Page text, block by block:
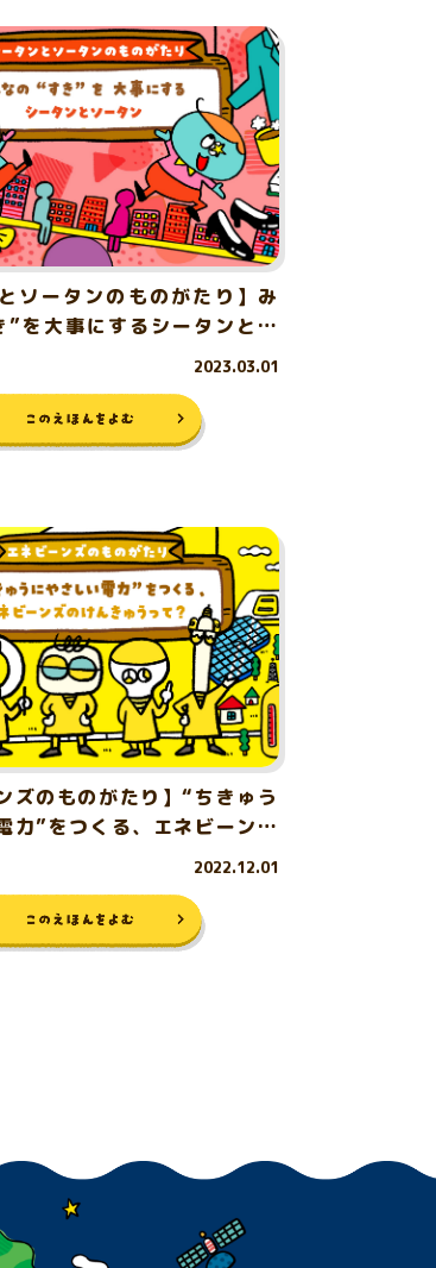
ソータンのものがたり】み
”を大事にするシータンとソ
2023.03.01
ズのものがたり】“ちきゅう
力”をつくる、エネビーンズ
2022.12.01